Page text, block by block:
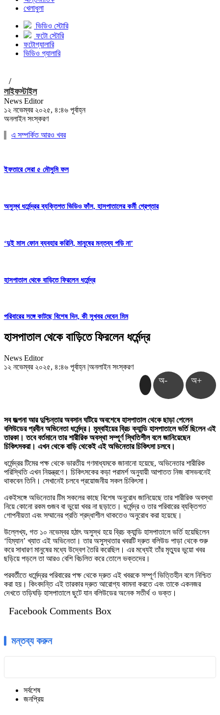
খেলাধুলা
ভিডিও স্টোরি
ফটো স্টোরি
ফটোগ্যালারি
ভিডিও গ্যালারি
/
লাইফস্টাইল
News Editor
১২ নভেম্বর ২০২৫, ৪:৪৬ পূর্বাহ্ন
অনলাইন সংস্করণ
এ সম্পর্কিত আরও খবর
ইফতারে সেরা ৫ মৌসুমি ফল
অসুস্থ ধর্মেন্দ্রর ব্যক্তিগত ভিডিও ফাঁস, হাসপাতালের কর্মী গ্রেপ্তার
‘দুই মাস ফোন ব্যবহার করিনি, মানুষের মন্তব্য পড়ি না’
হাসপাতাল থেকে বাড়িতে ফিরলেন ধর্মেন্দ্র
পরিবারের সঙ্গে কাটছে বিশেষ দিন, কী সুখবর দেবেন মিম
হাসপাতাল থেকে বাড়িতে ফিরলেন ধর্মেন্দ্র
News Editor
১২ নভেম্বর ২০২৫, ৪:৪৬ পূর্বাহ্ন |অনলাইন সংস্করণ
অ- অ+
সব জল্পনা আর দুশ্চিন্তার অবসান ঘটিয়ে অবশেষে হাসপাতাল থেকে ছাড়া পেলেন
বলিউডের প্রবীন অভিনেতা ধর্মেন্দ্র। মুম্বাইয়ের ব্রিচ ক্যান্ডি হাসপাতালে ভর্তি ছিলেন এই
তারকা। তবে বর্তমানে তার শারীরিক অবস্থা সম্পূর্ণ স্থিতিশীল বলে জানিয়েছেন
চিকিৎসকরা। এখন থেকে বাড়ি থেকেই এই অভিনেতার চিকিৎসা চলবে।
ধর্মেন্দ্রর টিমের পক্ষ থেকে ভারতীয় গণমাধ্যমকে জানানো হয়েছে, অভিনেতার শারীরিক
পরিস্থিতি এখন নিয়ন্ত্রণে। চিকিৎসকের কড়া পরামর্শ অনুযায়ী আপাতত নিজ বাসভবনেই
থাকবেন তিনি। সেখানেই চলবে প্রয়োজনীয় সকল চিকিৎসা।
একইসঙ্গে অভিনেতার টিম সকলের কাছে বিশেষ অনুরোধ জানিয়েছে তার শারীরিক অবস্থা
নিয়ে কোনো রকম গুজব বা ভুয়ো খবর না ছড়াতে। ধর্মেন্দ্র ও তার পরিবারের ব্যক্তিগত
গোপনীয়তা এবং সম্মানের প্রতি শ্রদ্ধাশীল থাকতেও অনুরোধ করা হয়েছে।
উল্লেখ্য, গত ১০ নভেম্বর হঠাৎ অসুস্থ হয়ে ব্রিচ ক্যান্ডি হাসপাতালে ভর্তি হয়েছিলেন
‘হিম্যান’ খ্যাত এই অভিনেতা। তার অসুস্থতার খবরটি দ্রুত বলিউড পাড়া থেকে শুরু
করে সাধারণ মানুষের মধ্যে উদ্বেগ তৈরি করেছিল। এর মধ্যেই তাঁর মৃত্যুর ভুয়ো খবর
ছড়িয়ে পড়লে তা আরও বেশি বিচলিত করে তোলে ভক্তদের।
পরবর্তীতে ধর্মেন্দ্রর পরিবারের পক্ষ থেকে দ্রুত এই খবরকে সম্পূর্ণ ভিত্তিহীন বলে নিশ্চিত
করা হয়। কিংবদন্তি এই তারকার দ্রুত আরোগ্য কামনা করতে এবং তাকে একনজর
দেখতে তড়িঘড়ি হাসপাতালে ছুটে যান বলিউডের অনেক সতীর্থ ও ভক্ত।
Facebook Comments Box
মন্তব্য করুন
সর্বশেষ
জনপ্রিয়